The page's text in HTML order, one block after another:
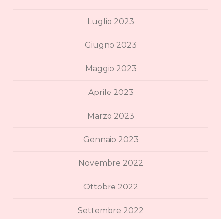
Luglio 2023
Giugno 2023
Maggio 2023
Aprile 2023
Marzo 2023
Gennaio 2023
Novembre 2022
Ottobre 2022
Settembre 2022